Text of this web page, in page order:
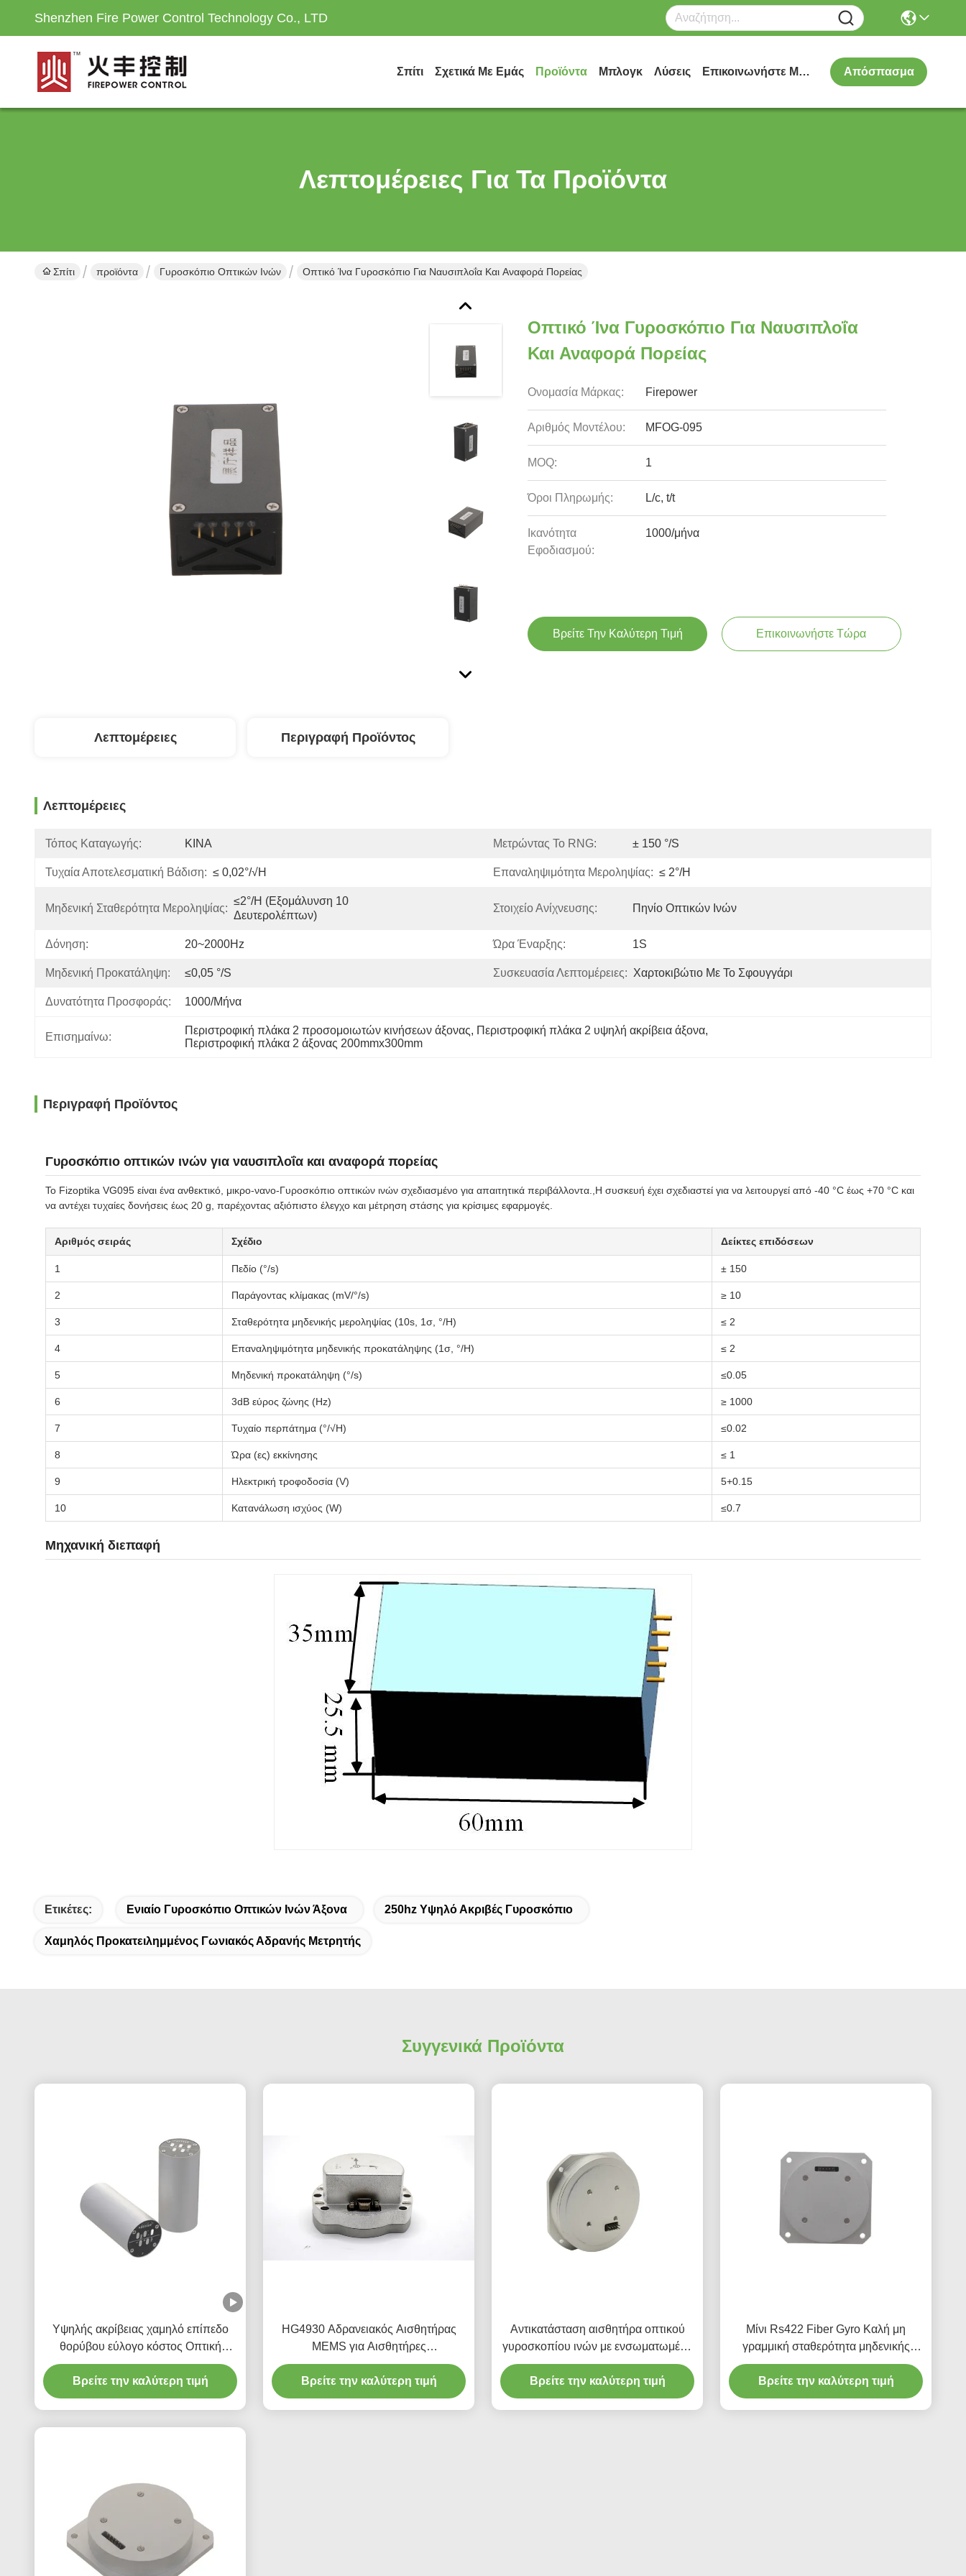
Shenzhen Fire Power Control Technology Co., LTD
Σπίτι Σχετικά Με Εμάς Προϊόντα Μπλογκ Λύσεις Επικοινωνήστε Μαζί Μας Απόσπασμα
Λεπτομέρειες Για Τα Προϊόντα
Σπίτι προϊόντα Γυροσκόπιο Οπτικών Ινών Οπτικό Ίνα Γυροσκόπιο Για Ναυσιπλοΐα Και Αναφορά Πορείας
Οπτικό Ίνα Γυροσκόπιο Για Ναυσιπλοΐα
Και Αναφορά Πορείας
Ονομασία Μάρκας: Firepower
Αριθμός Μοντέλου: MFOG-095
MOQ: 1
Όροι Πληρωμής: L/c, t/t
Ικανότητα
Εφοδιασμού:
1000/μήνα
Βρείτε Την Καλύτερη Τιμή Επικοινωνήστε Τώρα
Λεπτομέρειες Περιγραφή Προϊόντος
Λεπτομέρειες
Τόπος Καταγωγής: ΚΙΝΑ Μετρώντας Το RNG: ± 150 °/s
Τυχαία Αποτελεσματική Βάδιση: ≤ 0,02°/√h Επαναληψιμότητα Μεροληψίας: ≤ 2°/h
Μηδενική Σταθερότητα Μεροληψίας:
≤2°/h (εξομάλυνση 10
Δευτερολέπτων)
Στοιχείο Ανίχνευσης: Πηνίο Οπτικών Ινών
Δόνηση: 20~2000Hz Ώρα Έναρξης: 1S
Μηδενική Προκατάληψη: ≤0,05 °/s Συσκευασία Λεπτομέρειες: Χαρτοκιβώτιο Με Το Σφουγγάρι
Δυνατότητα Προσφοράς: 1000/μήνα
Επισημαίνω:
Περιστροφική πλάκα 2 προσομοιωτών κινήσεων άξονας, Περιστροφική πλάκα 2 υψηλή ακρίβεια άξονα,
Περιστροφική πλάκα 2 άξονας 200mmx300mm
Περιγραφή Προϊόντος
Γυροσκόπιο οπτικών ινών για ναυσιπλοΐα και αναφορά πορείας
Το Fizoptika VG095 είναι ένα ανθεκτικό, μικρο-νανο-Γυροσκόπιο οπτικών ινών σχεδιασμένο για απαιτητικά περιβάλλοντα.,Η συσκευή έχει σχεδιαστεί για να λειτουργεί από -40 °C έως +70 °C και
να αντέχει τυχαίες δονήσεις έως 20 g, παρέχοντας αξιόπιστο έλεγχο και μέτρηση στάσης για κρίσιμες εφαρμογές.
Αριθμός σειράς Σχέδιο Δείκτες επιδόσεων
1 Πεδίο (°/s) ± 150
2 Παράγοντας κλίμακας (mV/°/s) ≥ 10
3 Σταθερότητα μηδενικής μεροληψίας (10s, 1σ, °/H) ≤ 2
4 Επαναληψιμότητα μηδενικής προκατάληψης (1σ, °/H) ≤ 2
5 Μηδενική προκατάληψη (°/s) ≤0.05
6 3dB εύρος ζώνης (Hz) ≥ 1000
7 Τυχαίο περπάτημα (°/√H) ≤0.02
8 Ώρα (ες) εκκίνησης ≤ 1
9 Ηλεκτρική τροφοδοσία (V) 5+0.15
10 Κατανάλωση ισχύος (W) ≤0.7
Μηχανική διεπαφή
Ετικέτες: Ενιαίο Γυροσκόπιο Οπτικών Ινών Άξονα 250hz Υψηλό Ακριβές Γυροσκόπιο
Χαμηλός Προκατειλημμένος Γωνιακός Αδρανής Μετρητής
Συγγενικά Προϊόντα
Υψηλής ακρίβειας χαμηλό επίπεδο
θορύβου εύλογο κόστος Οπτική
αισθητήρας γυροσκόπησης
Βρείτε την καλύτερη τιμή
HG4930 Αδρανειακός Αισθητήρας
MEMS για Αισθητήρες
Προσανατολισμού Κίνησης Ακριβείας
Βρείτε την καλύτερη τιμή
Αντικατάσταση αισθητήρα οπτικού
γυροσκοπίου ινών με ενσωματωμένα
φωτοανταλλακτικά πυριτίου Fizoptika
Vg910
Βρείτε την καλύτερη τιμή
Μίνι Rs422 Fiber Gyro Καλή μη
γραμμική σταθερότητα μηδενικής
μεροληψίας
Βρείτε την καλύτερη τιμή